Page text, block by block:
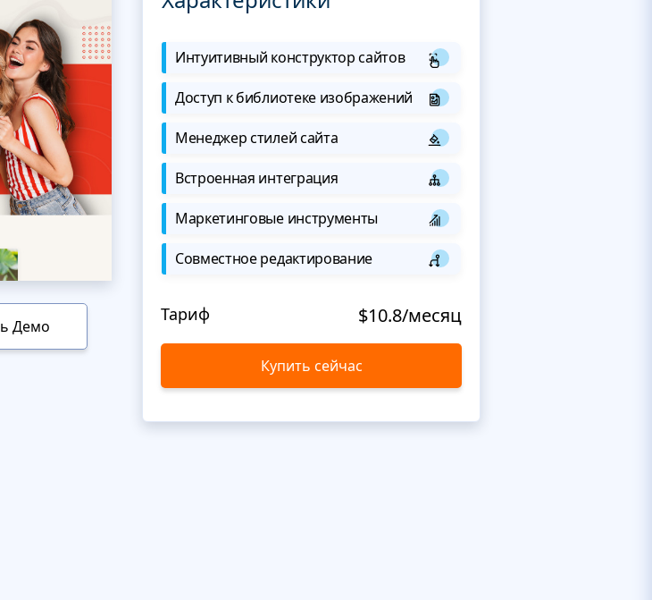
Демо
Интуитивный конструктор сайтов
Доступ к библиотеке изображений
Менеджер стилей сайта
Встроенная интеграция
Маркетинговые инструменты
Совместное редактирование
Тариф $10.8/месяц
Купить сейчас